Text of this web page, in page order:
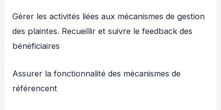
Gérer les activités liées aux mécanismes de gestion
des plaintes. Recueillir et suivre le feedback des
bénéficiaires
Assurer la fonctionnalité des mécanismes de
référencent